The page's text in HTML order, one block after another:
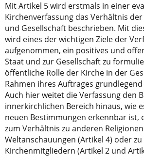
Mit Artikel 5 wird erstmals in einer
Kirchenverfassung das Verhältnis
und Gesellschaft beschrieben. Mit
wird eines der wichtigen Ziele der
aufgenommen, ein positives und
Staat und zur Gesellschaft zu
öffentliche Rolle der Kirche in der
Rahmen ihres Auftrages
Auch hier weitet die Verfassung den
innerkirchlichen Bereich hinaus, wie
neuen Bestimmungen erkennbar ist,
zum Verhältnis zu anderen
Weltanschauungen (Artikel 4) oder
Kirchenmitgliedern (Artikel 2 und